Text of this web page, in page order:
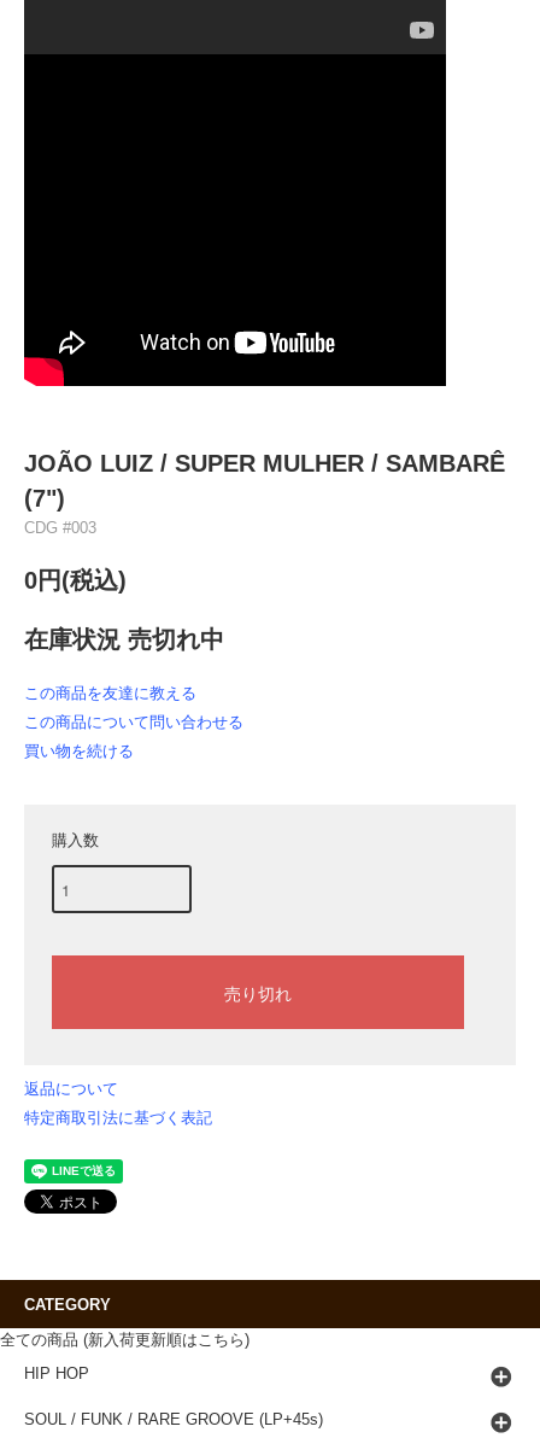
JOÃO LUIZ ‎/ SUPER MULHER / SAMBARÊ
(7")
CDG #003
0円(税込)
在庫状況 売切れ中
この商品を友達に教える
この商品について問い合わせる
買い物を続ける
購入数
返品について
特定商取引法に基づく表記
CATEGORY
全ての商品 (新入荷更新順はこちら)
HIP HOP
SOUL / FUNK / RARE GROOVE (LP+45s)